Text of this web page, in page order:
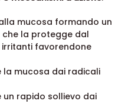
3 meccanismi d'azione :
mucosa formando un
la protegge dal
favorendone
la mucosa dai radicali